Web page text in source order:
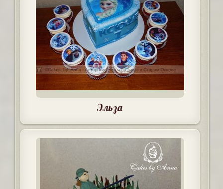
Эльза